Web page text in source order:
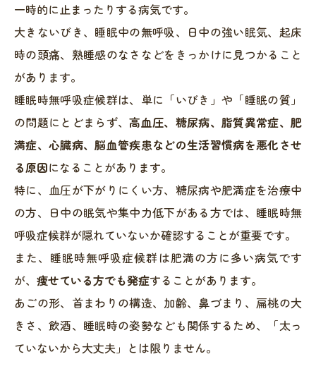
一時的に止まったりする病気です。
大きないびき、睡眠中の無呼吸、日中の強い眠気、起床
時の頭痛、熟睡感のなさなどをきっかけに見つかること
があります。
睡眠時無呼吸症候群は、単に「いびき」や「睡眠の質」
の問題にとどまらず、高血圧、糖尿病、脂質異常症、肥
満症、心臓病、脳血管疾患などの生活習慣病を悪化させ
る原因になることがあります。
特に、血圧が下がりにくい方、糖尿病や肥満症を治療中
の方、日中の眠気や集中力低下がある方では、睡眠時無
呼吸症候群が隠れていないか確認することが重要です。
また、睡眠時無呼吸症候群は肥満の方に多い病気です
が、 痩せている方でも発症することがあります。
あごの形、首まわりの構造、加齢、鼻づまり、扁桃の大
きさ、飲酒、睡眠時の姿勢なども関係するため、「太っ
ていないから大丈夫」とは限りません。